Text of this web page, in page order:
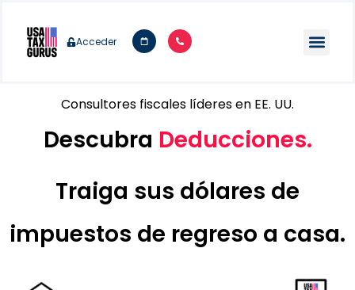
Acceder
Consultores fiscales líderes en EE. UU.
Descubra Deducciones.
Traiga sus dólares de
impuestos de regreso a casa.